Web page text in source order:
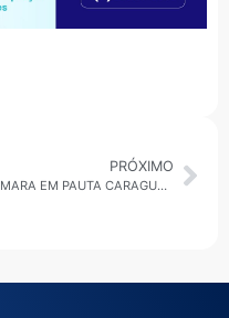
PRÓXIMO
CÂMARA EM PAUTA CARAGUATATUBA: APROVADO PROGRAMA LIXO ZERO